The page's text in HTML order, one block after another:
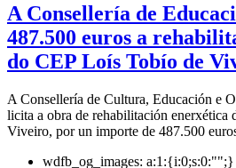
A Consellería de
487.500 euros a
do CEP Loís Tobío de
A Consellería de Cultura, Educación e
licita a obra de rehabilitación enerxética
Viveiro, por un importe de 487.500
wdfb_og_images: a:1:{i:0;s:0:"";}